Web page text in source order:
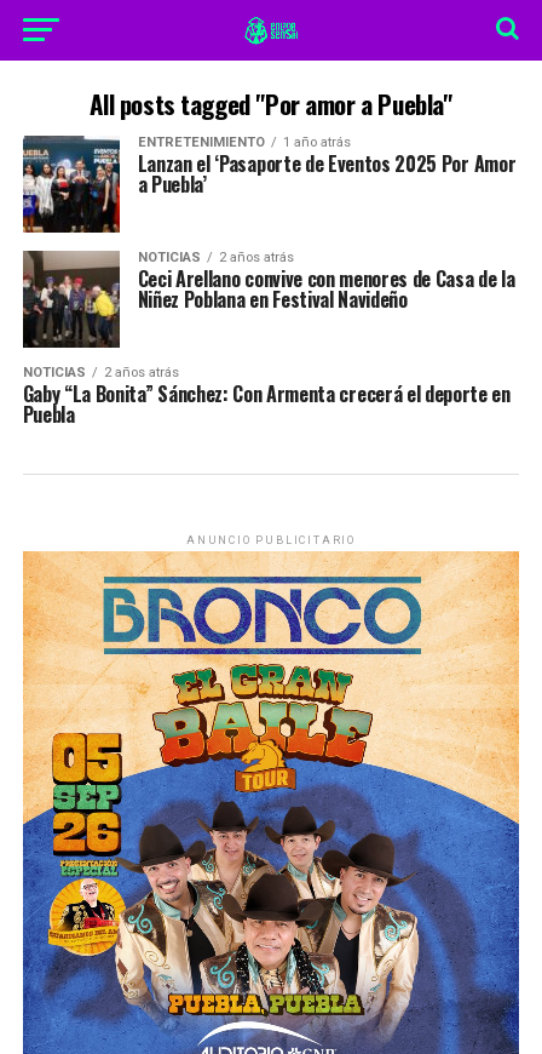
All posts tagged "Por amor a Puebla"
ENTRETENIMIENTO 1 año atrás
Lanzan el ‘Pasaporte de Eventos 2025 Por Amor
a Puebla’
NOTICIAS 2 años atrás
Ceci Arellano convive con menores de Casa de la
Niñez Poblana en Festival Navideño
NOTICIAS 2 años atrás
Gaby “La Bonita” Sánchez: Con Armenta crecerá el deporte en
Puebla
ANUNCIO PUBLICITARIO